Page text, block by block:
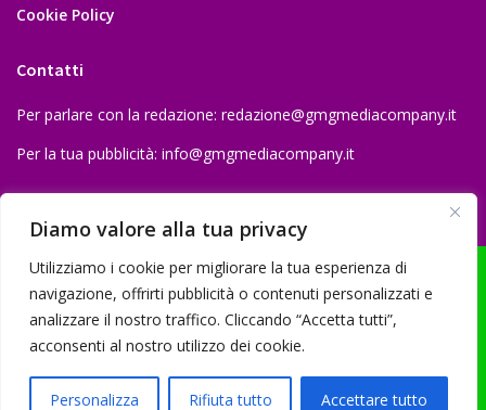
Diamo valore alla tua privacy
Utilizziamo i cookie per migliorare la tua esperienza di
navigazione, offrirti pubblicità o contenuti personalizzati e
analizzare il nostro traffico. Cliccando “Accetta tutti”,
acconsenti al nostro utilizzo dei cookie.
Personalizza Rifiuta tutto Accettare tutto
Cookie Policy
Contatti
Per parlare con la redazione: redazione@gmgmediacompany.it
Per la tua pubblicità: info@gmgmediacompany.it
© 2026 GMG Media Company Di Mossutti Gianluca | Sede legale: Corso
03234710642 | C.F: MSSGLC89D15L483O | REA: AV - 313130 | Domicilio